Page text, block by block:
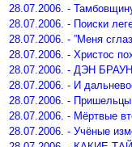
28.07.2006. -
28.07.2006. - Поиски
28.07.2006. - ”Меня
28.07.2006. - Христос
28.07.2006. - ДЭН
28.07.2006. - И
28.07.2006. -
28.07.2006. - Мёртвые
28.07.2006. - Учёные